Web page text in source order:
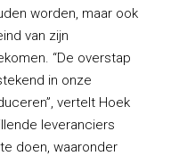
worden, maar ook
van zijn
“De overstap
in onze
vertelt Hoek
leveranciers
doen, waaronder